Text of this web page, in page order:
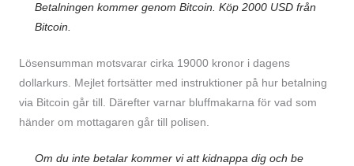
Betalningen kommer genom Bitcoin. Köp 2000 USD från
Bitcoin.
Lösensumman motsvarar cirka 19000 kronor i dagens
dollarkurs. Mejlet fortsätter med instruktioner på hur betalning
via Bitcoin går till. Därefter varnar bluffmakarna för vad som
händer om mottagaren går till polisen.
Om du inte betalar kommer vi att kidnappa dig och be